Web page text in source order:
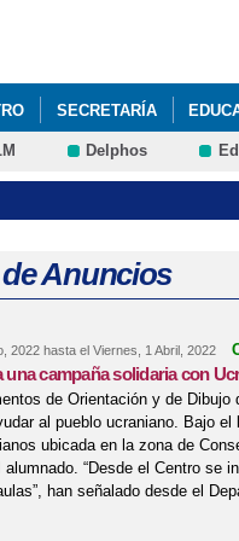
SECRETARÍA
Delphos
Anuncios
2022hasta el Viernes, 1 Abril, 2022
una campaña solidaria con
de Orientación y de Dibujo
al pueblo ucraniano. Bajo
ubicada en la zona de
“Desde el Centro se
han señalado desde el